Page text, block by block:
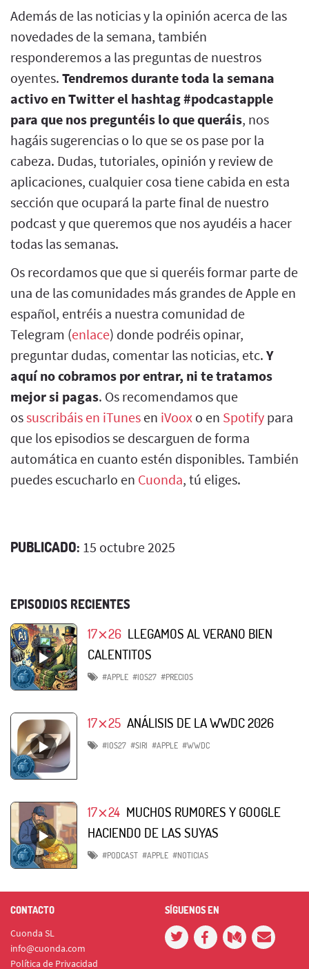
Además de las noticias y la opinión acerca de las
novedades de la semana, también
responderemos a las preguntas de nuestros
oyentes. Tendremos durante toda la semana
activo en Twitter el hashtag #podcastapple
para que nos preguntéis lo que queráis, nos
hagáis sugerencias o lo que se os pase por la
cabeza. Dudas, tutoriales, opinión y review de
aplicaciones, cualquier cosa tiene cabida en esta
sección que ocupará la parte final de nuestro
podcast y que queremos que nos ayudéis a hacer
todas las semanas.
Os recordamos que que si queréis formar parte de
una de las comunidades más grandes de Apple en
español, entréis a nuestra comunidad de
Telegram (enlace) donde podréis opinar,
preguntar dudas, comentar las noticias, etc. Y
aquí no cobramos por entrar, ni te tratamos
mejor si pagas. Os recomendamos que
ossuscribáis en iTunes en iVoox o en Spotify para
que los episodios se descarguen de forma
automática en cuanto estén disponibles. También
puedes escucharlo en Cuonda, tú eliges.
PUBLICADO: 15 octubre 2025
EPISODIOS RECIENTES
17⨯26 LLEGAMOS AL VERANO BIEN
CALENTITOS
#APPLE #IOS27 #PRECIOS
17⨯25 ANÁLISIS DE LA WWDC 2026
#IOS27 #SIRI #APPLE #WWDC
17⨯24 MUCHOS RUMORES Y GOOGLE
HACIENDO DE LAS SUYAS
#PODCAST #APPLE #NOTICIAS
CONTACTO
Cuonda SL
info@cuonda.com
Política de Privacidad
SÍGUENOS EN